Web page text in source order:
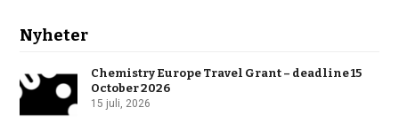
Nyheter
Chemistry Europe Travel Grant – deadline 15
October 2026
15 juli, 2026